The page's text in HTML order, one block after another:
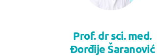
Prof. dr sci. med.
Đorđije Šaranović